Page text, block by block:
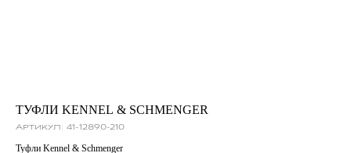
ТУФЛИ KENNEL & SCHMENGER
Артикул: 41-12890-210
Туфли Kennel & Schmenger